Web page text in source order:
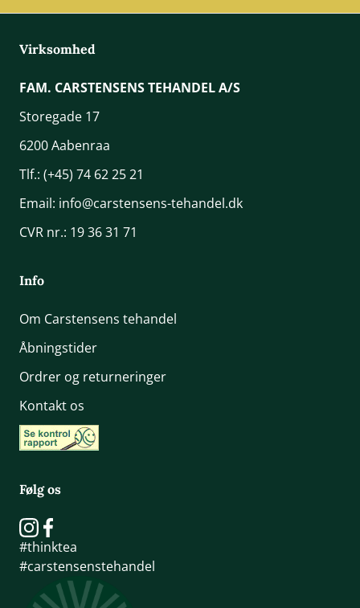
Virksomhed
FAM. CARSTENSENS TEHANDEL A/S
Storegade 17
6200 Aabenraa
Tlf.: (+45) 74 62 25 21
Email: info@carstensens-tehandel.dk
CVR nr.: 19 36 31 71
Info
Om Carstensens tehandel
Åbningstider
Ordrer og returneringer
Kontakt os
Følg os
#thinktea
#carstensenstehandel